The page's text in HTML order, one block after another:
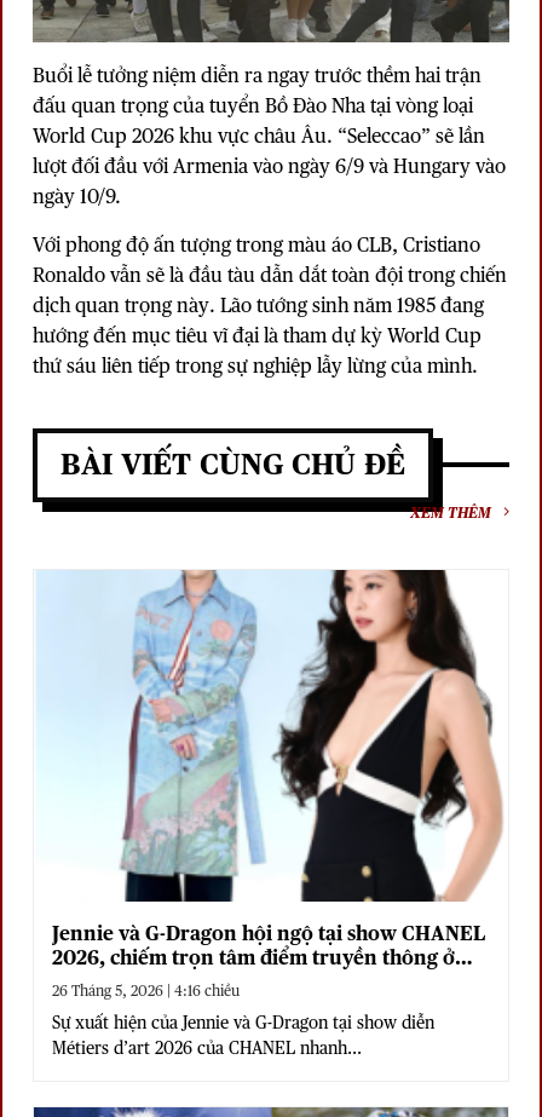
Buổi lễ tưởng niệm diễn ra ngay trước thềm hai trận
đấu quan trọng của tuyển Bồ Đào Nha tại vòng loại
World Cup 2026 khu vực châu Âu. “Seleccao” sẽ lần
lượt đối đầu với Armenia vào ngày 6/9 và Hungary vào
ngày 10/9.
Với phong độ ấn tượng trong màu áo CLB, Cristiano
Ronaldo vẫn sẽ là đầu tàu dẫn dắt toàn đội trong chiến
dịch quan trọng này. Lão tướng sinh năm 1985 đang
hướng đến mục tiêu vĩ đại là tham dự kỳ World Cup
thứ sáu liên tiếp trong sự nghiệp lẫy lừng của mình.
BÀI VIẾT CÙNG CHỦ ĐỀ
XEM THÊM
Jennie và G-Dragon hội ngộ tại show CHANEL
2026, chiếm trọn tâm điểm truyền thông ở
Seoul
26 Tháng 5, 2026 | 4:16 chiều
Sự xuất hiện của Jennie và G-Dragon tại show diễn
Métiers d’art 2026 của CHANEL nhanh...